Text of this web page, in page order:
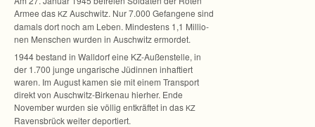
Armee das KZ Ausch­witz. Nur 7.000 Gefan­gene sind
damals dort noch am Leben. Min­des­tens 1,1 Mil­lio­
nen Men­schen wur­den in Ausch­witz ermordet.
1944 bestand in Wall­dorf eine KZ-Außenstelle, in
der 1.700 junge unga­ri­sche Jüdin­nen inhaf­tiert
waren. Im August kamen sie mit einem Trans­port
direkt von Auschwitz-Birkenau hier­her. Ende
Novem­ber wur­den sie völ­lig ent­kräf­tet in das KZ
Ravens­brück wei­ter deportiert.